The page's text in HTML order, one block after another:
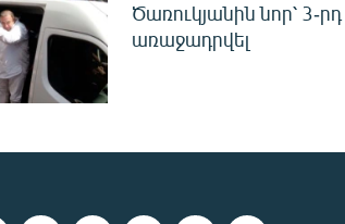
Ծառուկյանին նոր՝ 3-
առաջադրվել